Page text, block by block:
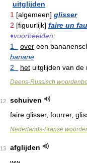
uitglijden
1 [algemeen] glisser
2 [figuurlijk] faire un
♦voorbeelden:
1
over een
banane
2
het uitglijden van de
Deens-Russisch
12
schuiven
faire glisser, fourrer,
Nederlands-Franse
13
afglijden